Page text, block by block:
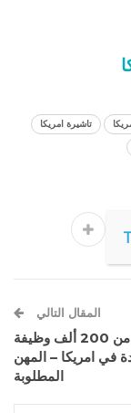
تاشيرة امريكا
المقال التالي
أزيد من 200 ألف وظيفة
في امريكا – المهن
المطلوبة